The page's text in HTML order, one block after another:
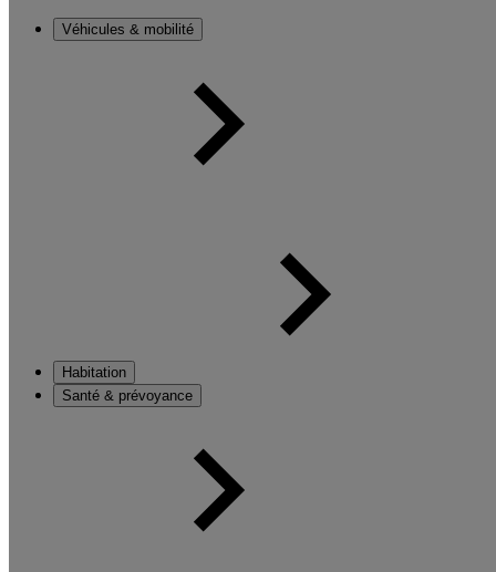
Véhicules & mobilité
Habitation
Santé & prévoyance